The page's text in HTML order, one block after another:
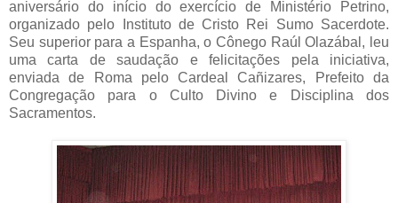
aniversário do início do exercício de Ministério Petrino,
organizado pelo Instituto de Cristo Rei Sumo Sacerdote.
Seu superior para a Espanha, o Cônego Raúl Olazábal, leu
uma carta de saudação e felicitações pela iniciativa,
enviada de Roma pelo Cardeal Cañizares, Prefeito da
Congregação para o Culto Divino e Disciplina dos
Sacramentos.